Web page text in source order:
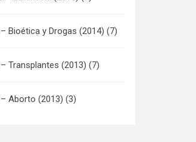
Bioética y Drogas (2014) (7)
Transplantes (2013) (7)
Aborto (2013) (3)